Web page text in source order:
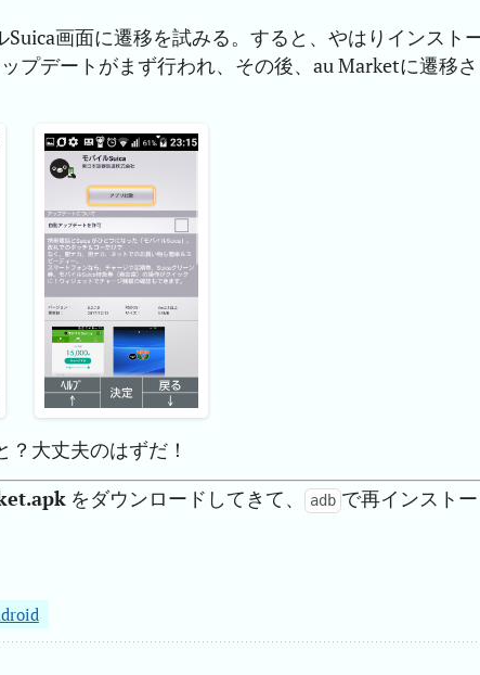
画面に遷移を試みる。すると、やはりインスト
プデートがまず行われ、その後、au Marketに遷移さ
大丈夫のはずだ！
をダウンロードしてきて、 adb で再インストー